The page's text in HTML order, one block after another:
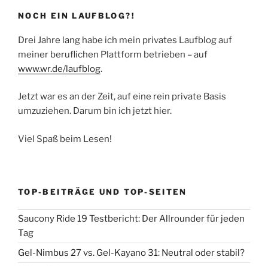
für
deinen
Saisonhöhepunkt“
NOCH EIN LAUFBLOG?!
Drei Jahre lang habe ich mein privates Laufblog auf
meiner beruflichen Plattform betrieben – auf
www.wr.de/laufblog.
Jetzt war es an der Zeit, auf eine rein private Basis
umzuziehen. Darum bin ich jetzt hier.
Viel Spaß beim Lesen!
TOP-BEITRÄGE UND TOP-SEITEN
Saucony Ride 19 Testbericht: Der Allrounder für jeden
Tag
Gel-Nimbus 27 vs. Gel-Kayano 31: Neutral oder stabil?